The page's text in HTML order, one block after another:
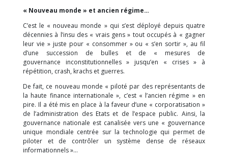
« Nouveau monde » et ancien régime…
C’est le « nouveau monde » qui s’est déployé depuis quatre
décennies à l’insu des « vrais gens » tout occupés à « gagner
leur vie » juste pour « consommer » ou « s’en sortir », au fil
d’une succession de bulles et de « mesures de
gouvernance inconstitutionnelles » jusqu’en « crises » à
répétition, crash, krachs et guerres.
De fait, ce nouveau monde « piloté par des représentants de
la haute finance internationale », c’est « l’ancien régime » en
pire. Il a été mis en place à la faveur d’une « corporatisation »
de l’administration des Etats et de l’espace public. Ainsi, la
gouvernance nationale est canalisée vers une « gouvernance
unique mondiale centrée sur la technologie qui permet de
piloter et de contrôler un système dense de réseaux
informationnels »…